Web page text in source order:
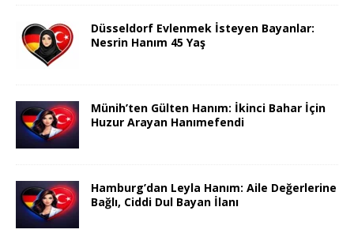
Düsseldorf Evlenmek İsteyen Bayanlar:
Nesrin Hanım 45 Yaş
Münih’ten Gülten Hanım: İkinci Bahar İçin
Huzur Arayan Hanımefendi
Hamburg’dan Leyla Hanım: Aile Değerlerine
Bağlı, Ciddi Dul Bayan İlanı